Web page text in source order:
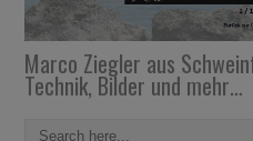
Marco Ziegler aus
Technik, Bilder und mehr…